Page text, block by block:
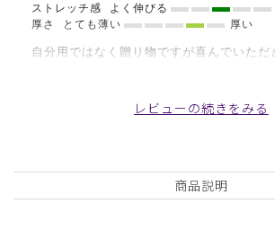
ストレッチ感
よく伸びる
厚さ
とても薄い 厚い
自分用ではなく贈り物ですが喜んでいただ
レビューの続きをみる
商品説明